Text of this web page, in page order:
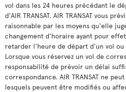
vol dans les 24 heures précédant le
d'AIR TRANSAT. AIR TRANSAT vous
raisonnable par les moyens qu'elle
changement d'horaire ayant pour
retarder l'heure de départ d'un vol ou
Lorsque vous réservez un vol de
responsabilité de prévoir un délai
correspondance. AIR TRANSAT ne
lesquels peuvent être modifiés ou